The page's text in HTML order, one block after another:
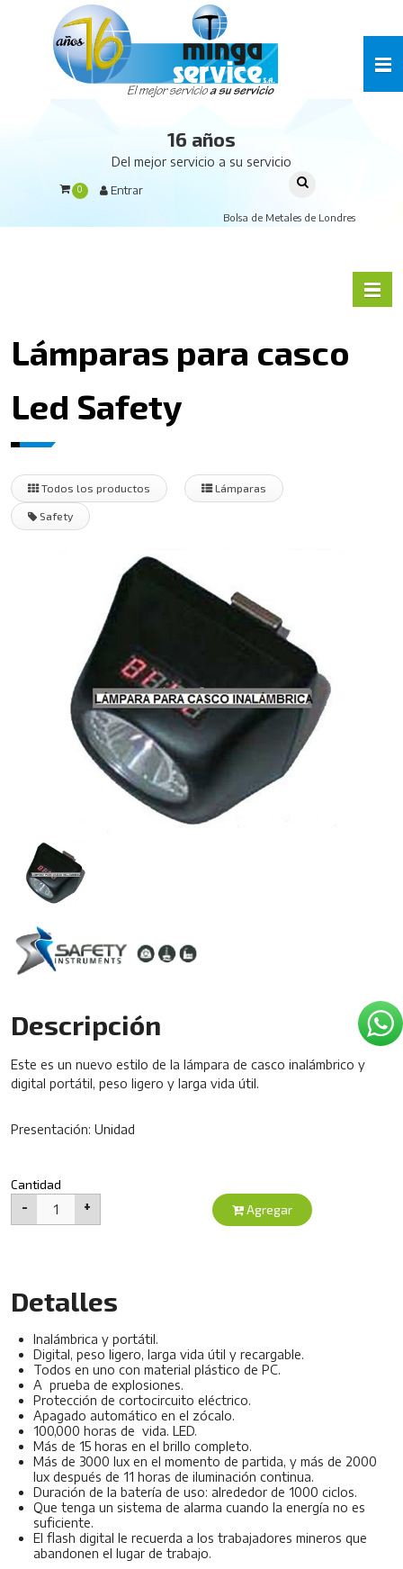
16 años
Del mejor servicio a su servicio
0 Entrar
Bolsa de Metales de Londres
Lámparas para casco
Led Safety
Todos los productos Lámparas
Safety
Descripción
Este es un nuevo estilo de la lámpara de casco inalámbrico y
digital portátil, peso ligero y larga vida útil.
Presentación: Unidad
Cantidad
1
+
- Agregar
Detalles
Inalámbrica y portátil.
Digital, peso ligero, larga vida útil y recargable.
Todos en uno con material plástico de PC.
A prueba de explosiones.
Protección de cortocircuito eléctrico.
Apagado automático en el zócalo.
100,000 horas de vida. LED.
Más de 15 horas en el brillo completo.
Más de 3000 lux en el momento de partida, y más de 2000
lux después de 11 horas de iluminación continua.
Duración de la batería de uso: alrededor de 1000 ciclos.
Que tenga un sistema de alarma cuando la energía no es
suficiente.
El flash digital le recuerda a los trabajadores mineros que
abandonen el lugar de trabajo.